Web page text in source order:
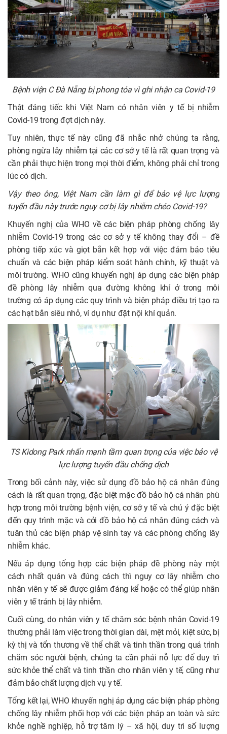
Bệnh viện C Đà Nẵng bị phong tỏa vì ghi nhận ca Covid-19
Thật đáng tiếc khi Việt Nam có nhân viên y tế bị nhiễm
Covid-19 trong đợt dịch này.
Tuy nhiên, thực tế này cũng đã nhắc nhở chúng ta rằng,
phòng ngừa lây nhiễm tại các cơ sở y tế là rất quan trọng và
cần phải thực hiện trong mọi thời điểm, không phải chỉ trong
lúc có dịch.
Vậy theo ông, Việt Nam cần làm gì để bảo vệ lực lượng
tuyến đầu này trước nguy cơ bị lây nhiễm chéo Covid-19?
Khuyến nghị của WHO về các biện pháp phòng chống lây
nhiễm Covid-19 trong các cơ sở y tế không thay đổi – đề
phòng tiếp xúc và giọt bắn kết hợp với việc đảm bảo tiêu
chuẩn và các biện pháp kiểm soát hành chính, kỹ thuật và
môi trường. WHO cũng khuyến nghị áp dụng các biện pháp
đề phòng lây nhiễm qua đường không khí ở trong môi
trường có áp dụng các quy trình và biện pháp điều trị tạo ra
các hạt bắn siêu nhỏ, ví dụ như đặt nội khí quản.
TS Kidong Park nhấn mạnh tầm quan trọng của việc bảo vệ
lực lượng tuyến đầu chống dịch
Trong bối cảnh này, việc sử dụng đồ bảo hộ cá nhân đúng
cách là rất quan trọng, đặc biệt mặc đồ bảo hộ cá nhân phù
hợp trong môi trường bệnh viện, cơ sở y tế và chú ý đặc biệt
đến quy trình mặc và cởi đồ bảo hộ cá nhân đúng cách và
tuân thủ các biện pháp vệ sinh tay và các phòng chống lây
nhiễm khác.
Nếu áp dụng tổng hợp các biện pháp đề phòng này một
cách nhất quán và đúng cách thì nguy cơ lây nhiễm cho
nhân viên y tế sẽ được giảm đáng kể hoặc có thể giúp nhân
viên y tế tránh bị lây nhiễm.
Cuối cùng, do nhân viên y tế chăm sóc bệnh nhân Covid-19
thường phải làm việc trong thời gian dài, mệt mỏi, kiệt sức, bị
kỳ thị và tổn thương về thể chất và tinh thần trong quá trình
chăm sóc người bệnh, chúng ta cần phải nỗ lực để duy trì
sức khỏe thể chất và tinh thần cho nhân viên y tế, cũng như
đảm bảo chất lượng dịch vụ y tế.
Tổng kết lại, WHO khuyến nghị áp dụng các biện pháp phòng
chống lây nhiễm phối hợp với các biện pháp an toàn và sức
khỏe nghề nghiệp, hỗ trợ tâm lý – xã hội, duy trì số lượng